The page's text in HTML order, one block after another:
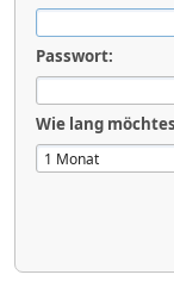
Passwort:
Wie lang